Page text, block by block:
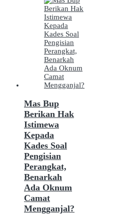
Mas Bup
Berikan Hak
Istimewa
Kepada
Kades Soal
Pengisian
Perangkat,
Benarkah
Ada Oknum
Camat
Mengganjal?